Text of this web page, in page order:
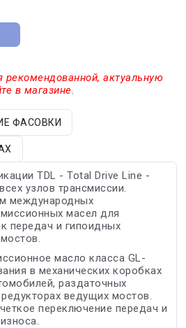
рекомендованной, актуальную
в магазине.
ФАСОВКИ
TDL - Total Drive Line -
узлов трансмиссии.
международных
масел для
передач и гипоидных
масло класса GL-
в механических коробках
раздаточных
ведущих мостов.
переключение передач и